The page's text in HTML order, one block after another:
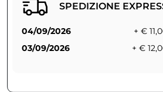
SPEDIZIONE
04/09/2026
+ €
03/09/2026
+ €